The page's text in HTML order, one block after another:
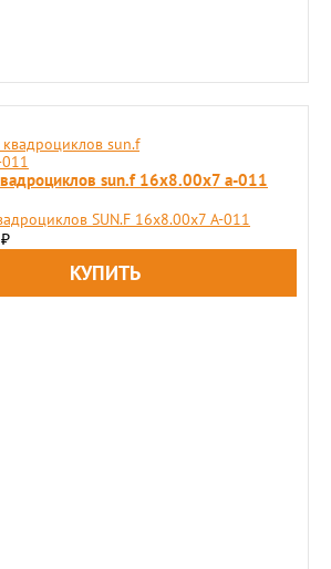
sun.f 16х8.00х7 a-011
SUN.F 16х8.00х7 A-011
₽